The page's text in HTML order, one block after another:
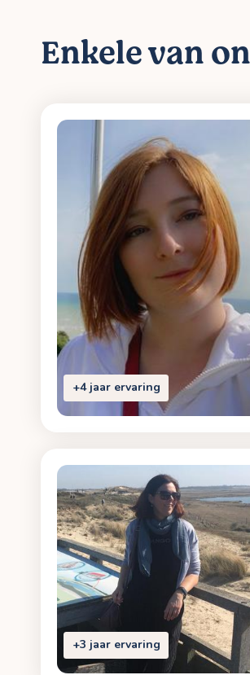
Enkele van
+4 jaar ervaring
+3 jaar ervaring